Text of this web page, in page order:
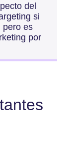
del
si
pero es
por